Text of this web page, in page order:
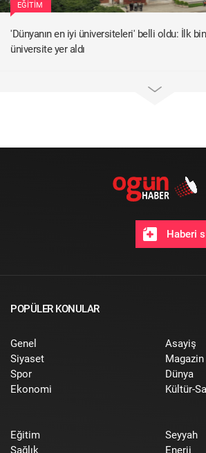
EĞITIM
'Dünyanın en iyi üniversiteleri' belli oldu: İlk
üniversite yer aldı
Haberi
POPÜLER KONULAR
Genel
Siyaset
Spor
Ekonomi
Asayiş
Magazin
Dünya
Kültür-
Eğitim
Sağlık
Seyyah
Enerji